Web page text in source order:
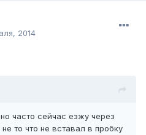
2014
часто сейчас езжу через
то что не вставал в пробку